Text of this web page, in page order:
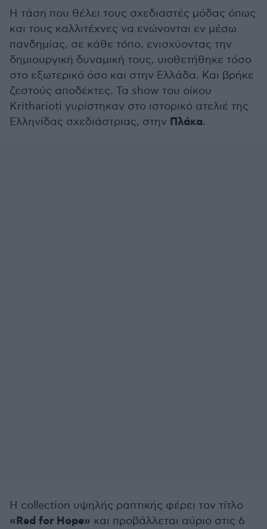
Η τάση που θέλει τους σχεδιαστές μόδας όπως
και τους καλλιτέχνες να ενώνονται εν μέσω
πανδημίας, σε κάθε τόπο, ενισχύοντας την
δημιουργική δυναμική τους, υιοθετήθηκε τόσο
στο εξωτερικό όσο και στην Ελλάδα. Και βρήκε
ζεστούς αποδέκτες. Τα show τoυ οίκου
Κritharioti γυρίστηκαν στο ιστορικό ατελιέ της
Ελληνίδας σχεδιάστριας, στην Πλάκα.
Η collection υψηλής ραπτικής φέρει τον τίτλο
«Red for Hope» και προβάλλεται αύριο στις 6